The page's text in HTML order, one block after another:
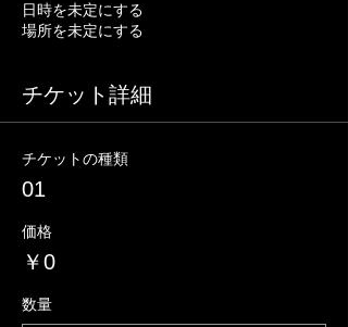
日時を未定にする
場所を未定にする
チケット詳細
チケットの種類
01
価格
￥0
数量